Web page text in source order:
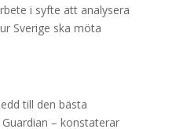
i syfte att analysera
Sverige ska möta
till den bästa
– konstaterar